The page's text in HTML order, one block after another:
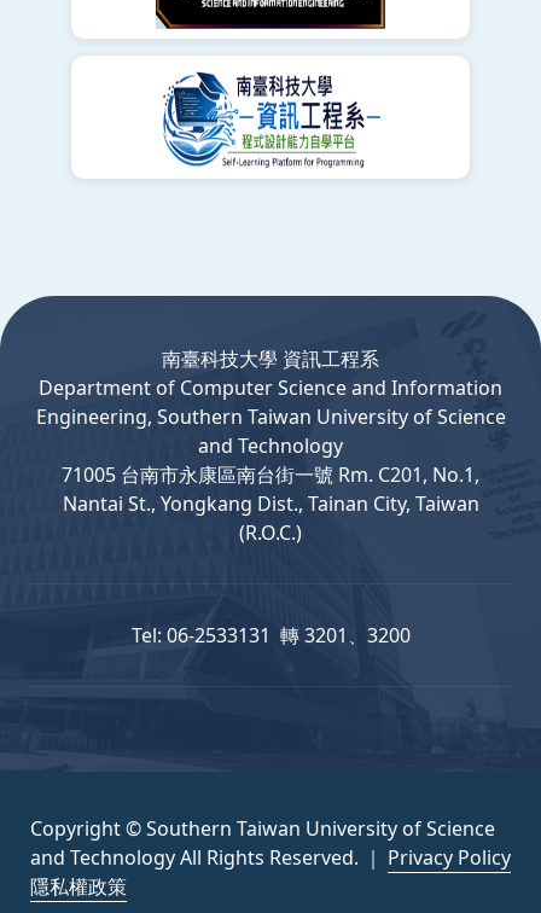
南臺科技大學 資訊工程系
Departmentof ComputerScience and Information
Engineering, Southern Taiwan University of Science
and Technology
71005 台南市永康區南台街一號 Rm. C201, No.1,
Nantai St., Yongkang Dist., Tainan City, Taiwan
(R.O.C.)
Tel: 06-2533131 轉 3201、3200
Copyright © Southern Taiwan University of Science
and Technology All Rights Reserved. ｜ Privacy Policy
隱私權政策